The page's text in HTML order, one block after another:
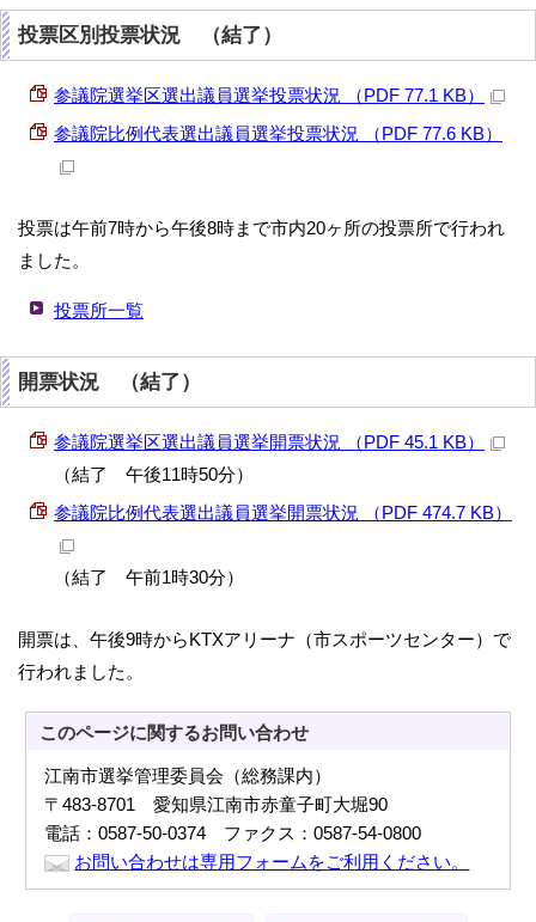
投票区別投票状況 （結了）
参議院選挙区選出議員選挙投票状況 （PDF 77.1 KB）
参議院比例代表選出議員選挙投票状況 （PDF 77.6 KB）
投票は午前7時から午後8時まで市内20ヶ所の投票所で行われ
ました。
投票所一覧
開票状況 （結了）
参議院選挙区選出議員選挙開票状況 （PDF 45.1 KB）
（結了 午後11時50分）
参議院比例代表選出議員選挙開票状況 （PDF 474.7 KB）
（結了 午前1時30分）
開票は、午後9時からKTXアリーナ（市スポーツセンター）で
行われました。
このページに関するお問い合わせ
江南市選挙管理委員会（総務課内）
〒483-8701 愛知県江南市赤童子町大堀90
電話：0587-50-0374 ファクス：0587-54-0800
お問い合わせは専用フォームをご利用ください。